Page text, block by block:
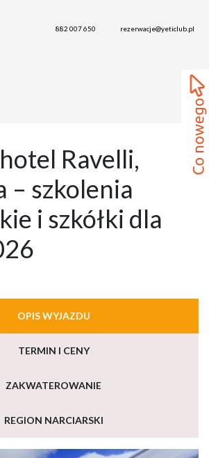
882 007 650 rezerwacje@yeticlub.pl
Ravelli,
– szkolenia
i szkółki dla
OPIS WYJAZDU
TERMIN I CENY
ZAKWATEROWANIE
REGION NARCIARSKI